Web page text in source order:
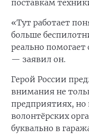
поставкам
«Тут работает
больше
реально
— заявил он.
Герой России
внимания не
предприятиях,
волонтёрских
буквально в